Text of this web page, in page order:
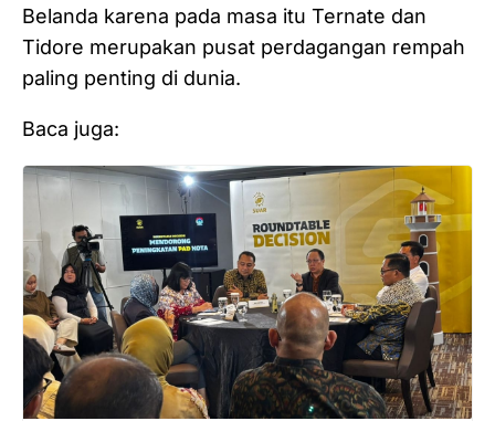
Belanda karena pada masa itu Ternate dan
Tidore merupakan pusat perdagangan rempah
paling penting di dunia.
Baca juga: